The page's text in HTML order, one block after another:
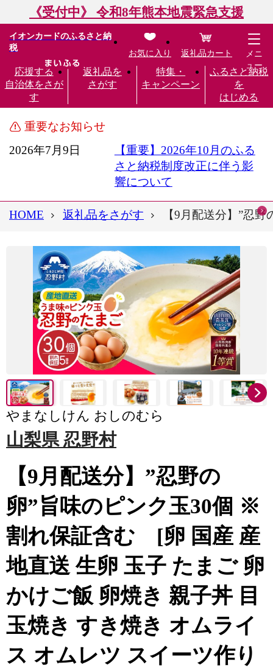
《受付中》 令和8年熊本地震緊急支援
イオンカードのふるさと納
税
応援する
自治体をさが
す
返礼品を
さがす
特集・
キャンペーン
ふるさと納税
を
はじめる
お気に入り 返礼品カート
メニ
ュー
重要なお知らせ
2026年7月9日
【重要】2026年10月のふる
さと納税制度改正に伴う影
響について
HOME 返礼品をさがす 【9月配送分】”忍
やまなしけん おしのむら
山梨県 忍野村
【9月配送分】”忍野の
卵”旨味のピンク玉30個 ※
割れ保証含む [卵 国産 産
地直送 生卵 玉子 たまご 卵
かけご飯 卵焼き 親子丼 目
玉焼き すき焼き オムライ
ス オムレツ スイーツ作り